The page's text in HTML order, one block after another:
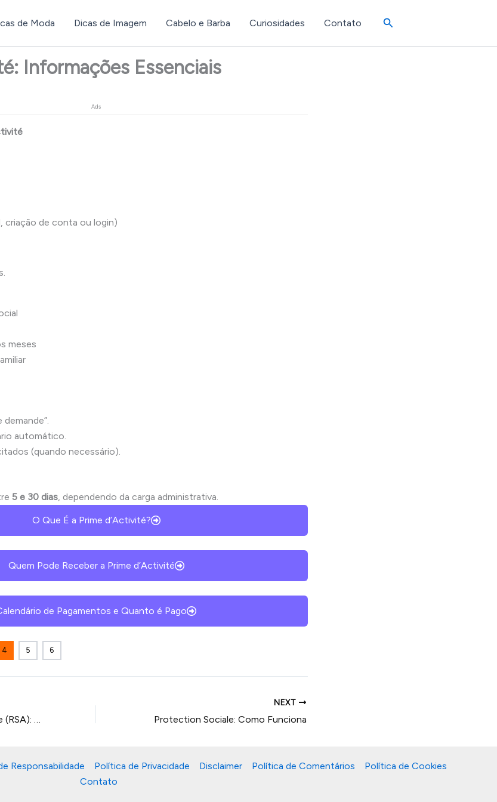
de Moda Dicas de Imagem Cabelo e Barba Curiosidades Contato Pesquisar
Informações Essenciais
Ads
criação de conta ou login)
meses
demande”.
automático.
(quando necessário).
5 e 30 dias , dependendo da carga administrativa.
O Que É a Prime d’Activité?
Quem Pode Receber a Prime d’Activité
de Pagamentos e Quanto é Pago
4 5 6
Revenu de Solidarité Active (RSA): Tudo Sobre o Benefício
NEXT
Protection Sociale: Como Funciona
Responsabilidade Política de Privacidade Disclaimer Política de Comentários
Política de Cookies
Contato